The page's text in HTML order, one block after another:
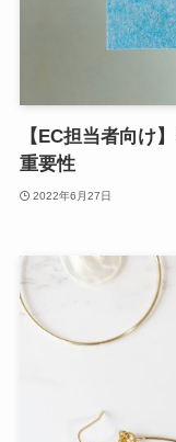
【EC担当者向け
重要性
2022年6月27日